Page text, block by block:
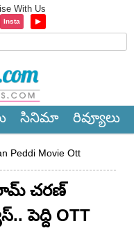
With Us
Insta ▶
సినిమా రివ్యూలు
Peddi Movie Ott
రామ్ చరణ్
పెద్ది OTT